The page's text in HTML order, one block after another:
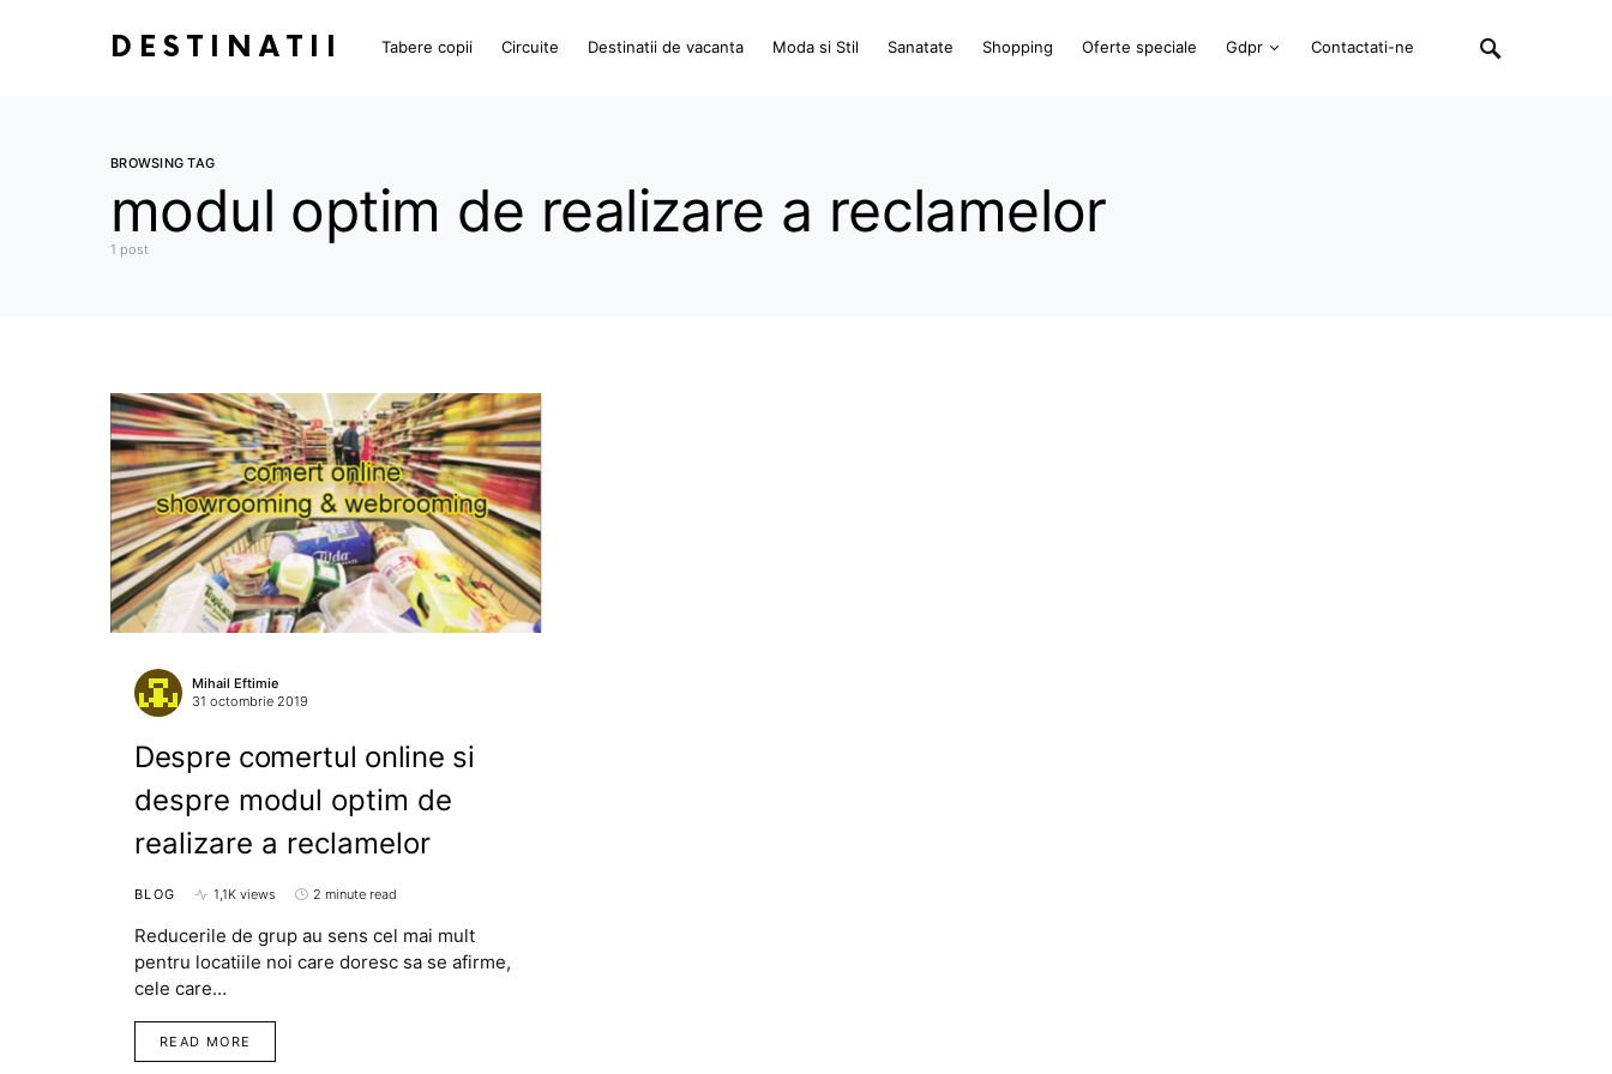
DESTINATII Tabere copii Circuite Destinatii de vacanta Moda si Stil Sanatate Shopping Oferte speciale Gdpr Contactati-ne
BROWSING TAG
modul optim de realizare a reclamelor
1 post
Mihail Eftimie
31 octombrie 2019
Despre comertul online si
despre modul optim de
realizare a reclamelor
BLOG 1,1K views 2 minute read
Reducerile de grup au sens cel mai mult
pentru locatiile noi care doresc sa se afirme,
cele care…
READ MORE